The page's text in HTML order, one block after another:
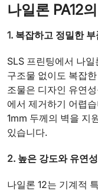
나일론 PA12
1. 복잡하고 정밀한
SLS 프린팅에서 나
구조물 없이도 복잡
조물은 디자인 유연
에서 제거하기 어렵
1mm 두께의 벽을 지
있습니다.
2. 높은 강도와 유연성
나일론 12는 기계적